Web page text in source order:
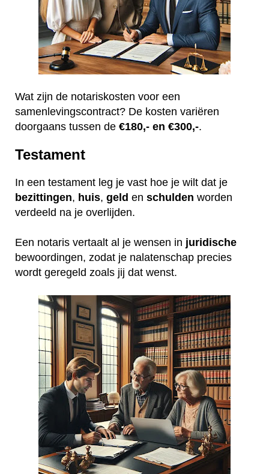
Wat zijn de notariskosten voor een
samenlevingscontract? De kosten variëren
doorgaans tussen de €180,- en €300,-.
Testament
In een testament leg je vast hoe je wilt dat je
bezittingen, huis, geld en schulden worden
verdeeld na je overlijden.
Een notaris vertaalt al je wensen in juridische
bewoordingen, zodat je nalatenschap precies
wordt geregeld zoals jij dat wenst.